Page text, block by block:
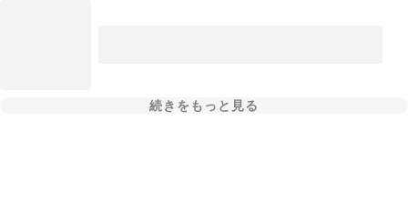
続きをもっと見る